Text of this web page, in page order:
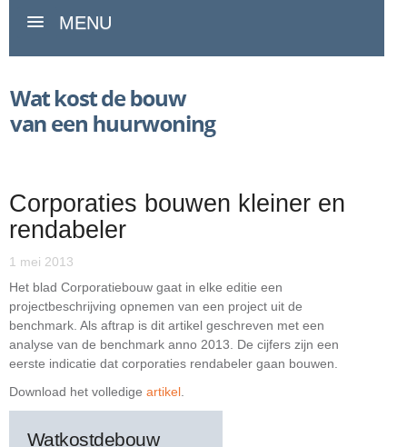
MENU
Corporaties bouwen kleiner en
rendabeler
1 mei 2013
Het blad Corporatiebouw gaat in elke editie een
projectbeschrijving opnemen van een project uit de
benchmark. Als aftrap is dit artikel geschreven met een
analyse van de benchmark anno 2013. De cijfers zijn een
eerste indicatie dat corporaties rendabeler gaan bouwen.
Download het volledige artikel
Watkostdebouw